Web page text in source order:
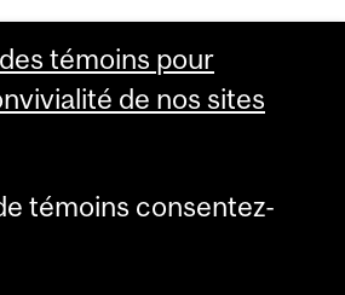
témoins pour
de nos sites
témoins consentez-